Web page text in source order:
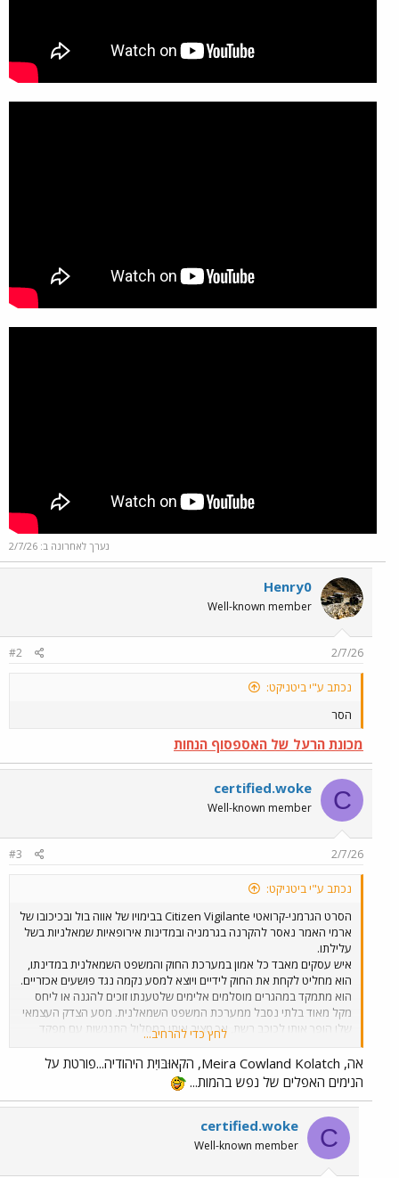
נערך לאחרונה ב: 2/7/26
Henry0
Well-known member
2/7/26
#2
נכתב ע"י ביטניקט:
הסר
מכונת הרעל של האספסוף הנחות
C
certified.woke
Well-known member
2/7/26
#3
נכתב ע"י ביטניקט:
הסרט הגרמני-קרואטי Citizen Vigilante בבימויו של אווה בול ובכיכובו של
ארמי האמר נאסר להקרנה בגרמניה ובמדינות אירופאיות שמאלניות בשל
עלילתו.
איש עסקים מאבד כל אמון במערכת החוק והמשפט השמאלנית במדינתו,
הוא מחליט לקחת את החוק לידיים ויוצא למסע נקמה נגד פושעים אכזריים.
הוא מתמקד במהגרים מוסלמים אלימים שלטענתו זוכים להגנה או ליחס
מקל מאוד בלתי נסבל ממערכת המשפט השמאלנית. מסע הצדק העצמאי
שלו הופך אותו לכוכב רשת, אך מציב אותו במסלול התנגשות עם מפקד
ולכן זה ממש לא פלא שהשמאלנים חובבי המחבלים ותומכי הטרור
המושחתים שונאים את הסרט שמאיים על התנהלותם הבוגדנית
והמושחתת ומציג אותם כפי שהם באמת. אבל מנגד הקהל נוהר בהמוניו
והסרט הפך לאחד משוברי הקופות הגדולים ביותר של הקיץ.
לחץ כדי להרחיב...
אה, Meira Cowland Kolatch, הקאוּבּוׂיִת היהודיה...פורטת על
הנימים האפלים של נפש בהמות...
C
certified.woke
Well-known member